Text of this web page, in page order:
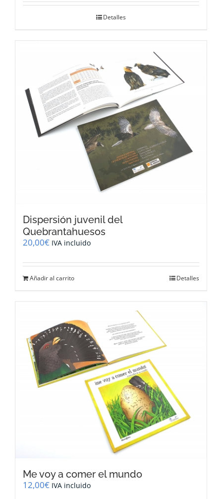
Detalles
Dispersión juvenil del
Quebrantahuesos
20,00€ IVA incluido
Añadir al carrito Detalles
Me voy a comer el mundo
12,00€ IVA incluido